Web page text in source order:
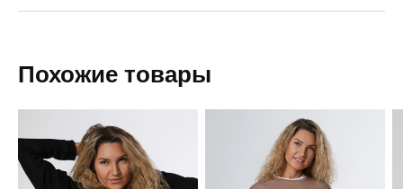
На модели размер одежды: 42
Пермь — бесплатно
Доставка в другие города
Похожие товары